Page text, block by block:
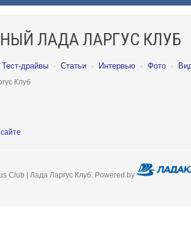
ЛАДА ЛАРГУС КЛУБ
Тест-драйвы · Статьи · Интервью · Фото ·
Клуб
Club | Лада Ларгус Клуб. Powered by